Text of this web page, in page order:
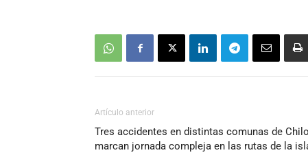
Artículo anterior
Tres accidentes en distintas comunas de
marcan jornada compleja en las rutas de la